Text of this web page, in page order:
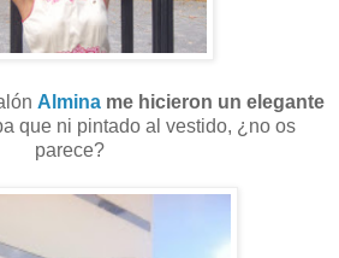
Alminame hicieron un elegante
que ni pintado al vestido, ¿no os
parece?